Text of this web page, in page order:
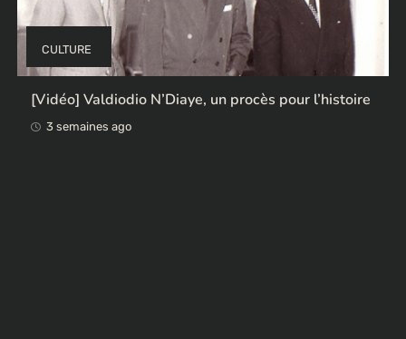
CULTURE
[Vidéo] Valdiodio N’Diaye, un procès pour l’histoire
3 semaines ago